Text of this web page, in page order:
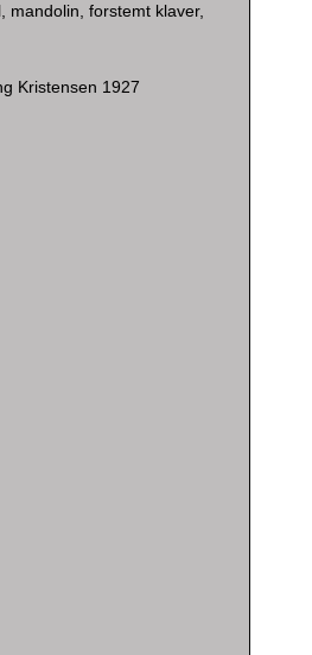
mandolin, forstemt klaver,
Kristensen 1927